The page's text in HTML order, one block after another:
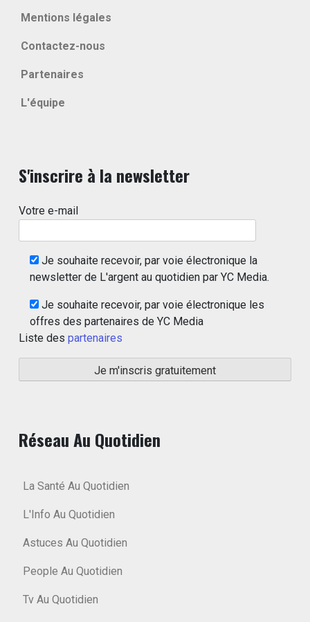
Mentions légales
Contactez-nous
Partenaires
L'équipe
S'inscrire à la newsletter
Votre e-mail
Je souhaite recevoir, par voie électronique la
newsletter de L'argent au quotidien par YC Media.
Je souhaite recevoir, par voie électronique les
offres des partenaires de YC Media
Liste des partenaires
Réseau Au Quotidien
La Santé Au Quotidien
L'Info Au Quotidien
Astuces Au Quotidien
People Au Quotidien
Tv Au Quotidien